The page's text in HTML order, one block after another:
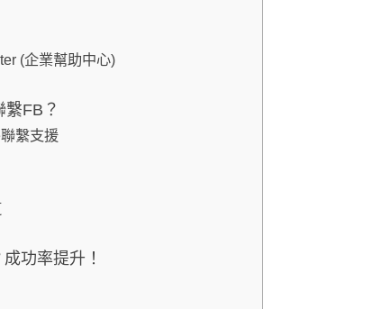
(企業幫助中心)
FB？
繫支援
功率提升！